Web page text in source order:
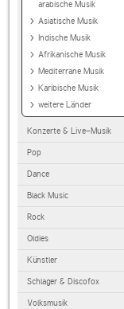
arabische Musik
Asiatische Musik
Indische Musik
Afrikanische Musik
Mediterrane Musik
Karibische Musik
weitere Länder
Konzerte & Live-Musik
Pop
Dance
Black Music
Rock
Oldies
Künstler
Schlager & Discofox
Volksmusik